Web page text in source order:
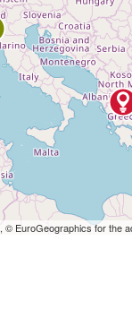
, © EuroGeographics for the